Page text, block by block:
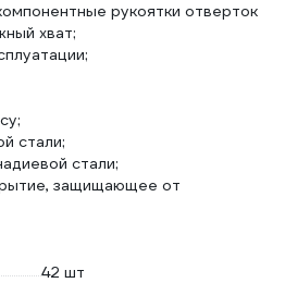
рукоятки отверток
хват;
стали;
стали;
защищающее от
42 шт